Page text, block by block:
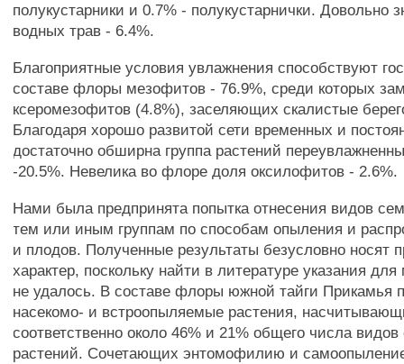
полукустарники и 0.7% - полукустарнички. Довольно
водных трав - 6.4%.
Благоприятные условия увлажнения способствуют
составе флоры мезофитов - 76.9%, среди которых
ксеромезофитов (4.8%), заселяющих скалистые
Благодаря хорошо развитой сети временных и
достаточно обширна группа растений
-20.5%. Невелика во флоре доля оксилофитов - 2.6%.
Нами была предпринята попытка отнесения видов
тем или иным группам по способам опыления и
и плодов. Полученные результаты безусловно носят
характер, поскольку найти в литературе указания
не удалось. В составе флоры южной тайги Прикамья
насекомо- и встроопыляемые растения,
соответственно около 46% и 21% общего числа
растений. Сочетающих энтомофилию и